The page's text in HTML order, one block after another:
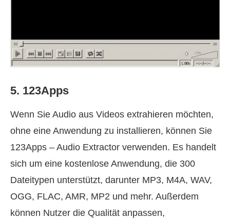
5. 123Apps
Wenn Sie Audio aus Videos extrahieren möchten,
ohne eine Anwendung zu installieren, können Sie
123Apps – Audio Extractor verwenden. Es handelt
sich um eine kostenlose Anwendung, die 300
Dateitypen unterstützt, darunter MP3, M4A, WAV,
OGG, FLAC, AMR, MP2 und mehr. Außerdem
können Nutzer die Qualität anpassen,